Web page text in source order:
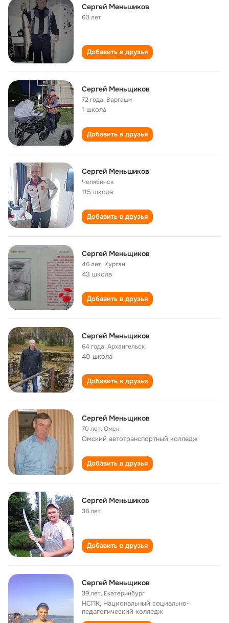
Сергей Меньшиков
60 лет
Добавить в друзья
Сергей Меньщиков
72 года, Варгаши
1 школа
Добавить в друзья
Сергей Меньшиков
Челябинск
115 школа
Добавить в друзья
Сергей Меньщиков
46 лет, Курган
43 школа
Добавить в друзья
Сергей Меньщиков
64 года,Архангельск
40 школа
Добавить в друзья
Сергей Меньщиков
70 лет,Омск
Омский автотранспортный колледж
Добавить в друзья
Сергей Меньшиков
38 лет
Добавить в друзья
Сергей Меньщиков
39 лет, Екатеринбург
НСПК, Национальный социально-
педагогический колледж